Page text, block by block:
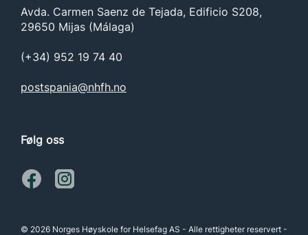
Avda. Carmen Saenz de Tejada, Edificio S208,
29650 Mijas (Málaga)
(+34) 952 19 74 40
postspania@nhfh.no
Følg oss
© 2026 Norges Høyskole for Helsefag AS - Alle rettigheter reservert -